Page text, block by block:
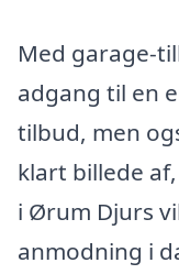
Med garage-
adgang til en
tilbud, men
klart billede
i Ørum Djurs
anmodning i